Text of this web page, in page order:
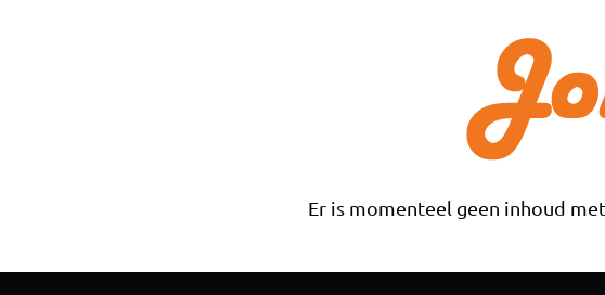
Er is momenteel geen inhoud